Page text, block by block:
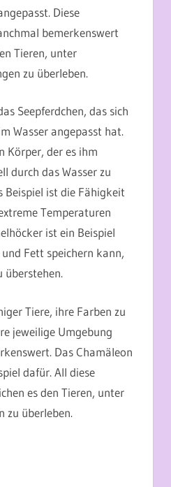
Diese
bemerkenswert
Tieren, unter
zu überleben.
Seepferdchen, das sich
Wasser angepasst hat.
Körper, der es ihm
durch das Wasser zu
Beispiel ist die Fähigkeit
Temperaturen
ist ein Beispiel
Fett speichern kann,
überstehen.
Tiere, ihre Farben zu
jeweilige Umgebung
Das Chamäleon
dafür. All diese
es den Tieren, unter
zu überleben.